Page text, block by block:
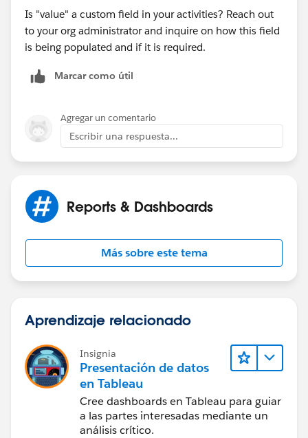
Is "value" a custom field in your activities? Reach out
to your org administrator and inquire on how this field
is being populated and if it is required.
Marcar como útil
Agregar un comentario
Escribir una respuesta...
Reports & Dashboards
Más sobre este tema
Aprendizaje relacionado
Insignia
Presentación de datos
en Tableau
Cree dashboards en Tableau para guiar
a las partes interesadas mediante un
análisis crítico.